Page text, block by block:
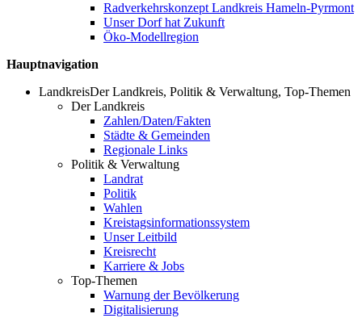
Radverkehrskonzept Landkreis Hameln-Pyrmont
Unser Dorf hat Zukunft
Öko-Modellregion
Hauptnavigation
LandkreisDer Landkreis, Politik & Verwaltung, Top-Themen
Der Landkreis
Zahlen/Daten/Fakten
Städte & Gemeinden
Regionale Links
Politik & Verwaltung
Landrat
Politik
Wahlen
Kreistagsinformationssystem
Unser Leitbild
Kreisrecht
Karriere & Jobs
Top-Themen
Warnung der Bevölkerung
Digitalisierung